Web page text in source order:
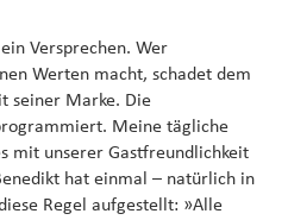
Versprechen. Wer
Werten macht, schadet dem
seiner Marke. Die
Meine tägliche
mit unserer Gastfreundlichkeit
hat einmal – natürlich in
Regel aufgestellt: »Alle